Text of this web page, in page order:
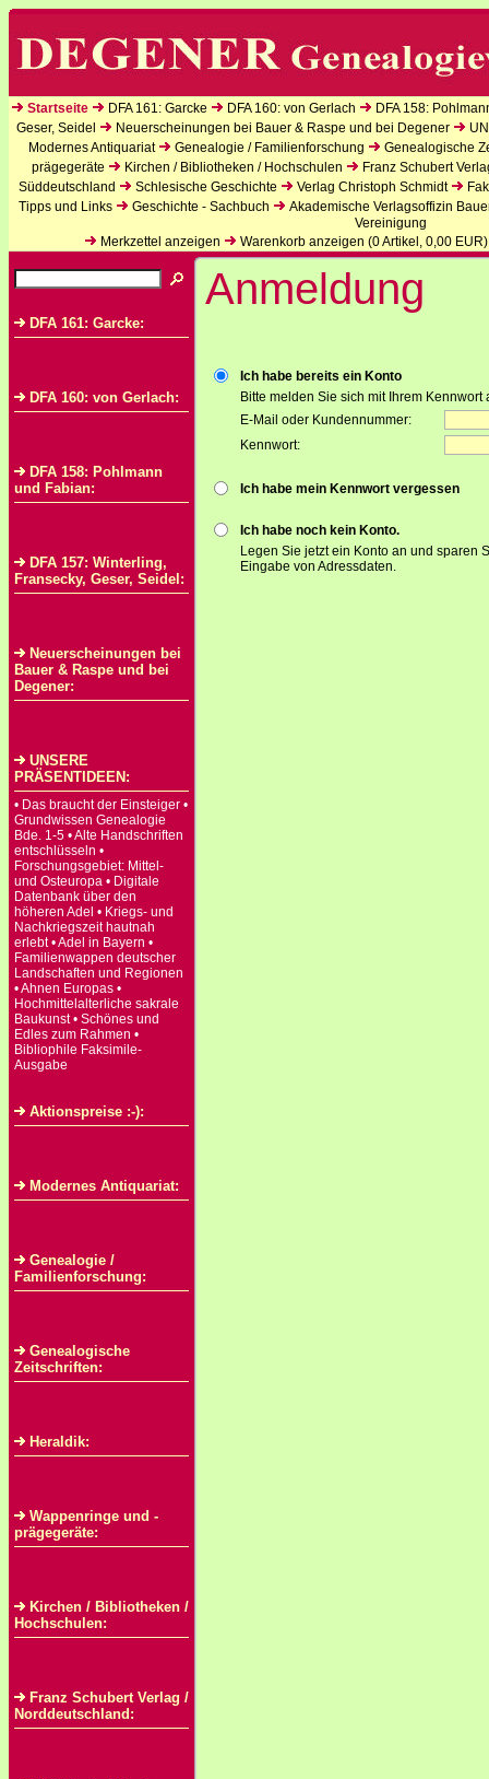
Startseite DFA 161: Garcke DFA 160: von Gerlach
DFA 158:
Geser, Seidel
Neuerscheinungen bei Bauer & Raspe und bei Degener
Modernes Antiquariat
Genealogie / Familienforschung
Genealogische
prägegeräte
Kirchen / Bibliotheken / Hochschulen
Franz Schubert
Süddeutschland
Schlesische Geschichte Verlag Christoph Schmidt
Tipps und Links
Geschichte - Sachbuch
Akademische Verlagsoffizin
Vereinigung
Merkzettel anzeigen
Warenkorb anzeigen (0Artikel, 0,00 EUR)
DFA 161: Garcke:
DFA 160: von Gerlach:
DFA 158: Pohlmann
und Fabian:
DFA 157: Winterling,
Fransecky, Geser, Seidel:
Neuerscheinungen bei
Bauer & Raspe und bei
Degener:
UNSERE
PRÄSENTIDEEN:
• Das braucht der Einsteiger •
Grundwissen Genealogie
Bde. 1-5 • Alte Handschriften
entschlüsseln •
Forschungsgebiet: Mittel-
und Osteuropa • Digitale
Datenbank über den
höheren Adel • Kriegs- und
Nachkriegszeit hautnah
erlebt • Adel in Bayern •
Familienwappen deutscher
Landschaften und Regionen
• Ahnen Europas •
Hochmittelalterliche sakrale
Baukunst • Schönes und
Edles zum Rahmen •
Bibliophile Faksimile-
Ausgabe
Aktionspreise :-):
Modernes Antiquariat:
Genealogie /
Familienforschung:
Genealogische
Zeitschriften:
Heraldik:
Wappenringe und -
prägegeräte:
Kirchen / Bibliotheken /
Hochschulen:
Franz Schubert Verlag /
Norddeutschland:
Anmeldung
Ich habe bereits ein Konto
Bitte melden Sie sich mit Ihrem Kennwort
E-Mail oder Kundennummer:
Kennwort:
Ich habe mein Kennwort vergessen
Ich habe noch kein Konto.
Legen Sie jetzt ein Konto an und sparen
Eingabe von Adressdaten.